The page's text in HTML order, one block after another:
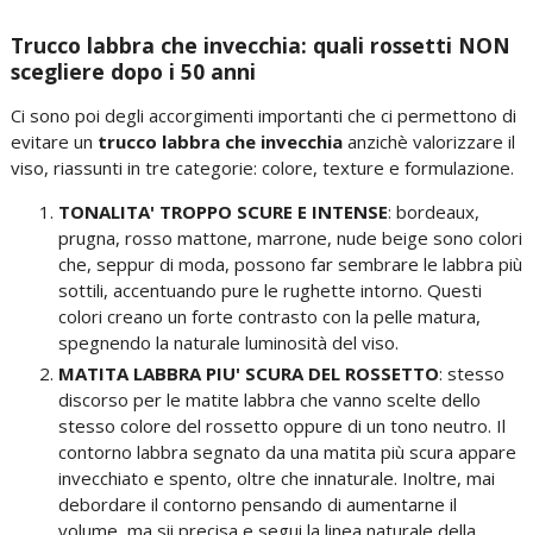
Trucco labbra che invecchia: quali rossetti NON
scegliere dopo i 50 anni
Ci sono poi degli accorgimenti importanti che ci permettono di
evitare un trucco labbra che invecchiaanzichè valorizzare il
viso, riassunti in tre categorie: colore, texture e formulazione.
TONALITA' TROPPO SCURE E INTENSE: bordeaux,
prugna, rosso mattone, marrone, nude beige sono colori
che, seppur di moda, possono far sembrare le labbra più
sottili, accentuando pure le rughette intorno. Questi
colori creano un forte contrasto con la pelle matura,
spegnendo la naturale luminosità del viso.
MATITA LABBRA PIU' SCURA DEL ROSSETTO: stesso
discorso per le matite labbra che vanno scelte dello
stesso colore del rossetto oppure di un tono neutro. Il
contorno labbra segnato da una matita più scura appare
invecchiato e spento, oltre che innaturale. Inoltre, mai
debordare il contorno pensando di aumentarne il
volume, ma sii precisa e segui la linea naturale della